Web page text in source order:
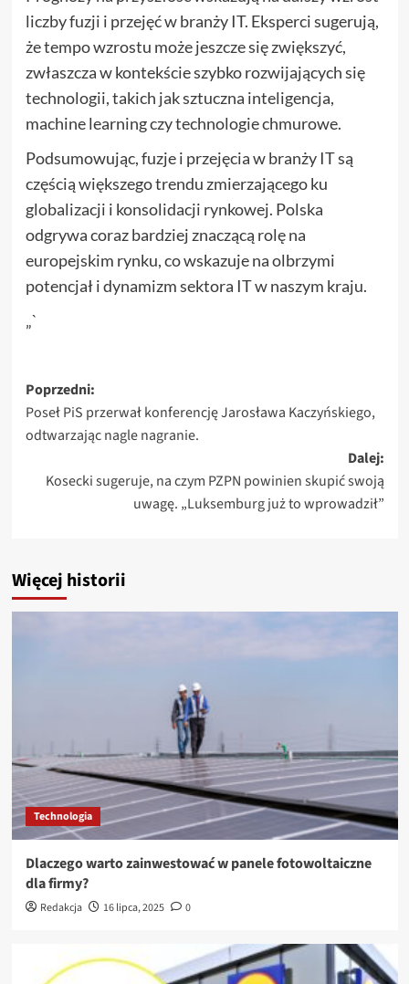
liczby fuzji i przejęć w branży IT. Eksperci sugerują,
że tempo wzrostu może jeszcze się zwiększyć,
zwłaszcza w kontekście szybko rozwijających się
technologii, takich jak sztuczna inteligencja,
machine learning czy technologie chmurowe.
Podsumowując, fuzje i przejęcia w branży IT są
częścią większego trendu zmierzającego ku
globalizacji i konsolidacji rynkowej. Polska
odgrywa coraz bardziej znaczącą rolę na
europejskim rynku, co wskazuje na olbrzymi
potencjał i dynamizm sektora IT w naszym kraju.
„`
Zobacz
wpisy
Poprzedni:
Poseł PiS przerwał konferencję Jarosława Kaczyńskiego,
odtwarzając nagle nagranie.
Dalej:
Kosecki sugeruje, na czym PZPN powinien skupić swoją
uwagę. „Luksemburg już to wprowadził”
Więcej historii
Technologia
Dlaczego warto zainwestować w panele fotowoltaiczne
dla firmy?
Redakcja 16 lipca, 2025 0